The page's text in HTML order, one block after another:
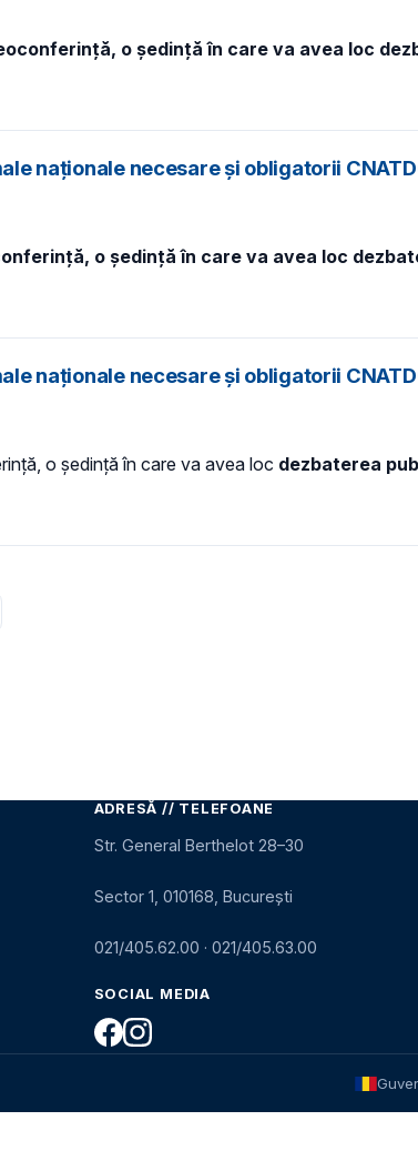
o ședință în care va avea loc
naționale necesare și obligatorii
o ședință în care va avea loc
naționale necesare și obligatorii
o ședință în care va avea loc dezbaterea
pagină
ADRESĂ // TELEFOANE
Str. General Berthelot 28–30
Sector 1, 010168, București
021/405.62.00 · 021/405.63.00
SOCIAL MEDIA